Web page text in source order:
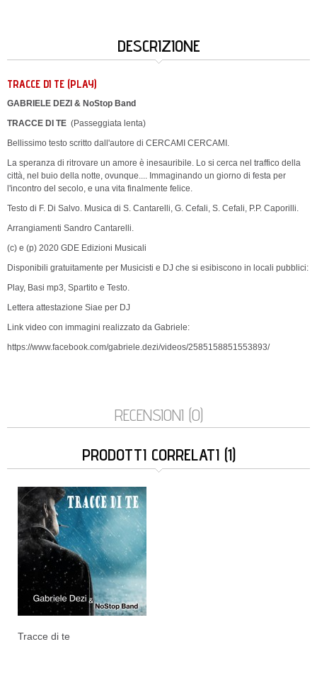
DESCRIZIONE
TRACCE DI TE (PLAY)
GABRIELE DEZI & NoStop Band
TRACCE DI TE (Passeggiata lenta)
Bellissimo testo scritto dall'autore di CERCAMI CERCAMI.
La speranza di ritrovare un amore è inesauribile. Lo si cerca nel traffico della
città, nel buio della notte, ovunque.... Immaginando un giorno di festa per
l'incontro del secolo, e una vita finalmente felice.
Testo di F. Di Salvo. Musica di S. Cantarelli, G. Cefali, S. Cefali, P.P. Caporilli.
Arrangiamenti Sandro Cantarelli.
(c) e (p) 2020 GDE Edizioni Musicali
Disponibili gratuitamente per Musicisti e DJ che si esibiscono in locali pubblici:
Play, Basi mp3, Spartito e Testo.
Lettera attestazione Siae per DJ
Link video con immagini realizzato da Gabriele:
https://www.facebook.com/gabriele.dezi/videos/2585158851553893/
RECENSIONI (0)
PRODOTTI CORRELATI (1)
Tracce di te